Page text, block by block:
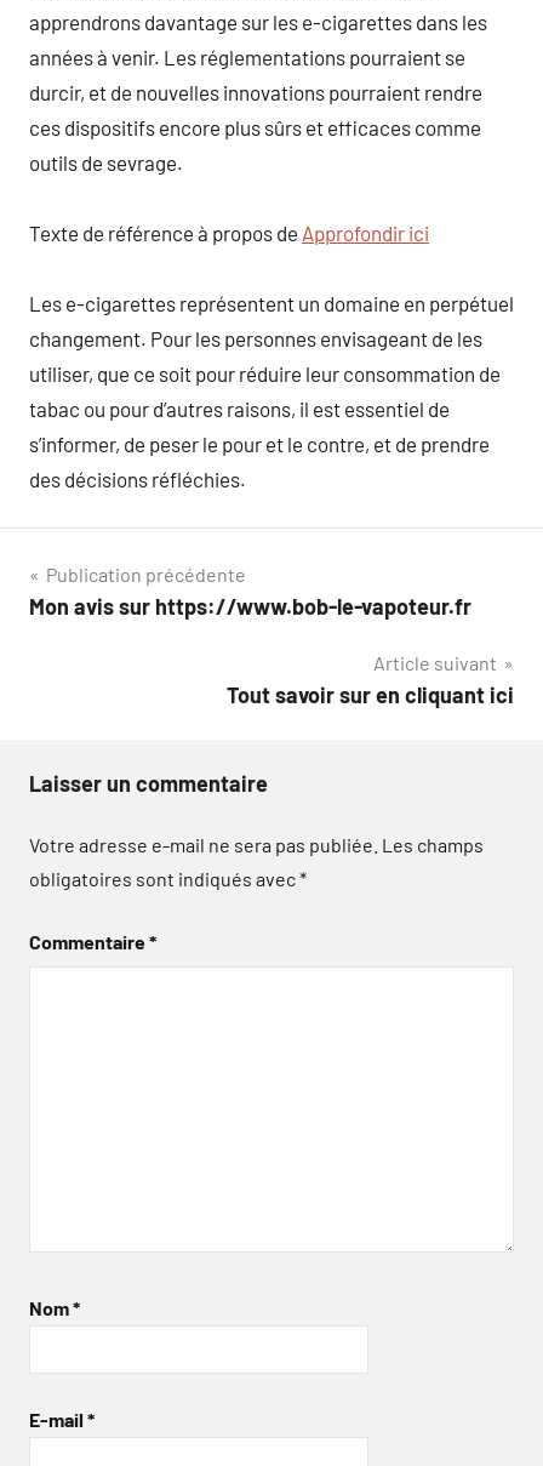
apprendrons davantage sur les e-cigarettes dans les
années à venir. Les réglementations pourraient se
durcir, et de nouvelles innovations pourraient rendre
ces dispositifs encore plus sûrs et efficaces comme
outils de sevrage.
Texte de référence à propos de Approfondir ici
Les e-cigarettes représentent un domaine en perpétuel
changement. Pour les personnes envisageant de les
utiliser, que ce soit pour réduire leur consommation de
tabac ou pour d’autres raisons, il est essentiel de
s’informer, de peser le pour et le contre, et de prendre
des décisions réfléchies.
Navigation
de
Publication précédente
Mon avis sur https://www.bob-le-vapoteur.fr
Article suivant
Tout savoir sur en cliquant ici
Laisser un commentaire
Votre adresse e-mail ne sera pas publiée. Les champs
obligatoires sont indiqués avec*
Commentaire*
Nom*
E-mail *